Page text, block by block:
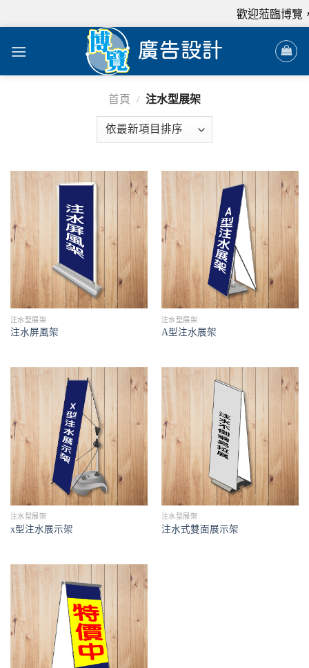
歡迎蒞臨博覽
首頁 / 注水型展架
注水型展架
注水屏風架
注水型展架
A型注水展架
注水型展架
x型注水展示架
注水型展架
注水式雙面展示架